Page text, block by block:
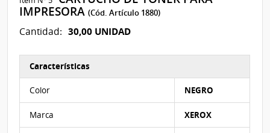
IMPRESORA(Cód. Artículo 1880)
Cantidad: 30,00 UNIDAD
Características
Color NEGRO
Marca XEROX